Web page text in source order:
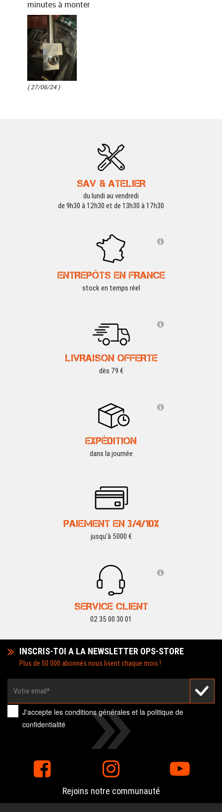
minutes à monter
( 27/06/24 )
SAV & ATELIER
du lundi au vendredi
de 9h30 à 12h30 et de 13h30 à 17h30
ENTREPÔTS EN FRANCE
stock en temps réel
LIVRAISON OFFERTE
dès 79 €
EXPÉDITION
dans la journée
PAIEMENT EN 3/4/10X
jusqu'à 5000 €
SERVICE CLIENT
02 35 00 30 01
INSCRIS-TOI A LA NEWSLETTER OPS-STORE
Plus de 50 000 abonnés nous lisent chaque mois !
J'accepte lesconditions générales et lapolitique de
confidentialité
Rejoins notre communauté